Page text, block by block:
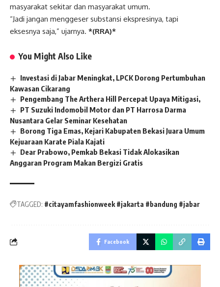
masyarakat sekitar dan masyarakat umum.
“Jadi jangan menggeser substansi ekspresinya, tapi
eksesnya saja,” ujarnya. *(RRA)*
You Might Also Like
Investasi di Jabar Meningkat, LPCK Dorong Pertumbuhan
Kawasan Cikarang
Pengembang The Arthera Hill Percepat Upaya Mitigasi,
PT Suzuki Indomobil Motor dan PT Harrosa Darma
Nusantara Gelar Seminar Kesehatan
Borong Tiga Emas, Kejari Kabupaten Bekasi Juara Umum
Kejuaraan Karate Piala Kajati
Dear Prabowo, Pemkab Bekasi Tidak Alokasikan
Anggaran Program Makan Bergizi Gratis
TAGGED: #citayamfashionweek #jakarta #bandung #jabar
Facebook